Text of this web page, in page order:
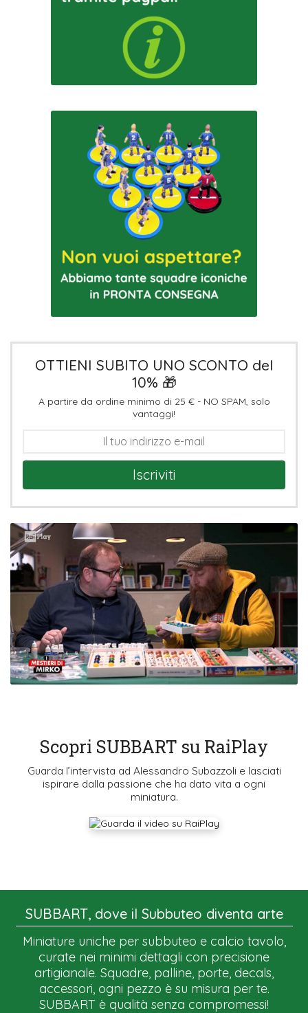
OTTIENI SUBITO UNO SCONTO del
10% 🎁
A partire da ordine minimo di 25 € - NO SPAM, solo
vantaggi!
Iscriviti
Scopri SUBBART su RaiPlay
Guarda l’intervista ad Alessandro Subazzoli e lasciati
ispirare dalla passione che ha dato vita a ogni
miniatura.
SUBBART, dove il Subbuteo diventa arte
Miniature uniche per subbuteo e calcio tavolo,
curate nei minimi dettagli con precisione
artigianale. Squadre, palline, porte, decals,
accessori, ogni pezzo è su misura per te.
SUBBART è qualità senza compromessi!